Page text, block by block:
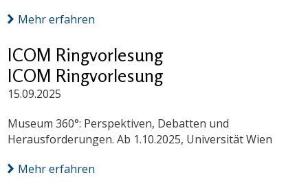
Mehr erfahren
ICOM Ringvorlesung
ICOM Ringvorlesung
15.09.2025
Museum 360°: Perspektiven, Debatten und
Herausforderungen. Ab 1.10.2025, Universität Wien
Mehr erfahren